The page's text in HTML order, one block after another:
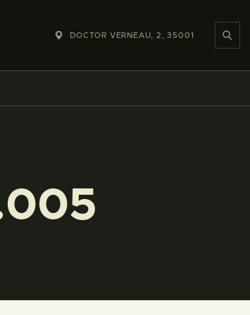
DOCTOR VERNEAU, 2, 35001